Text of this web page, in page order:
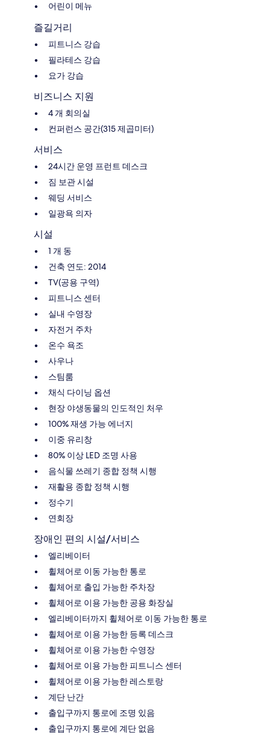
어린이 메뉴
즐길거리
피트니스 강습
필라테스 강습
요가 강습
비즈니스 지원
4 개 회의실
컨퍼런스 공간(315 제곱미터)
서비스
24시간 운영 프런트 데스크
짐 보관 시설
웨딩 서비스
일광욕 의자
시설
1 개 동
건축 연도: 2014
TV(공용 구역)
피트니스 센터
실내 수영장
자전거 주차
온수 욕조
사우나
스팀룸
채식 다이닝 옵션
현장 야생동물의 인도적인 처우
100% 재생 가능 에너지
이중 유리창
80% 이상 LED 조명 사용
음식물 쓰레기 종합 정책 시행
재활용 종합 정책 시행
정수기
연회장
장애인 편의 시설/서비스
엘리베이터
휠체어로 이동 가능한 통로
휠체어로 출입 가능한 주차장
휠체어로 이용 가능한 공용 화장실
엘리베이터까지 휠체어로 이동 가능한 통로
휠체어로 이용 가능한 등록 데스크
휠체어로 이용 가능한 수영장
휠체어로 이용 가능한 피트니스 센터
휠체어로 이용 가능한 레스토랑
계단 난간
출입구까지 통로에 조명 있음
출입구까지 통로에 계단 없음